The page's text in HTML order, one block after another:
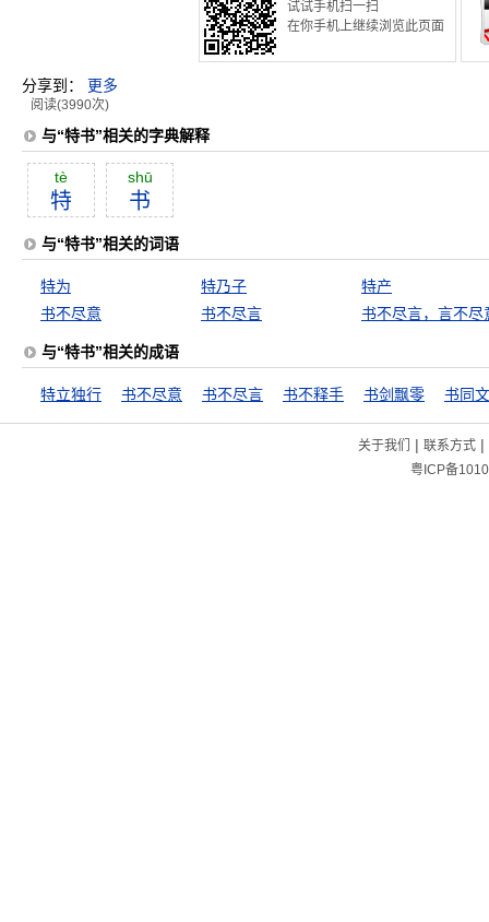
试试手机扫一扫
在你手机上继续浏览此页面
分享到： 更多
阅读(3990次)
与“特书”相关的字典解释
tè
特
shū
书
与“特书”相关的词语
特为 特乃子
特产
书不尽意
书不尽言 书不尽言，言不尽
与“特书”相关的成语
特立独行 书不尽意 书不尽言 书不释手 书剑飘零
关于我们 | 联系方式|
粤ICP备